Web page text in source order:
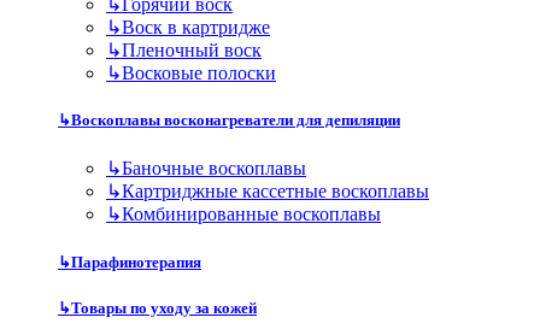
↳ Горячий воск
↳Воск в картридже
↳Пленочный воск
↳Восковые полоски
↳Воскоплавы восконагреватели для депиляции
↳Баночные воскоплавы
↳Картриджные кассетные воскоплавы
↳Комбинированные воскоплавы
↳Парафинотерапия
↳Товары по уходу за кожей